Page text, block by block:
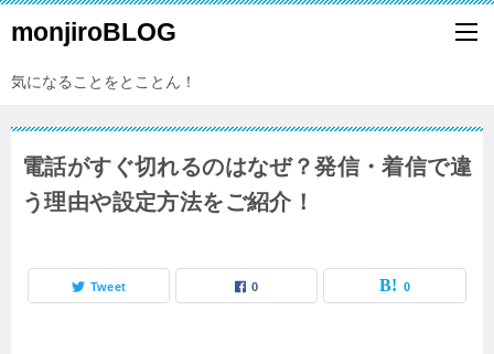
monjiroBLOG
気になることをとことん！
電話がすぐ切れるのはなぜ？発信・着信で違
う理由や設定方法をご紹介！
Tweet 0 0